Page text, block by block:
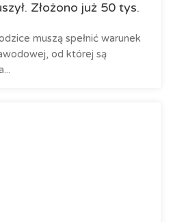
Złożono już 50 tys.
muszą spełnić warunek
od której są